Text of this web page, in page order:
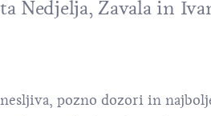
Nedjelja, Zavala in
pozno dozori in